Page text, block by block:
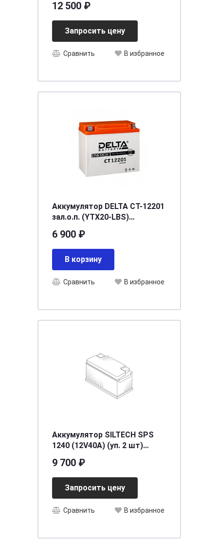
12 500 ₽
Запросить цену
Сравнить В избранное
Аккумулятор DELTA СТ-12201
зал.о.п. (YTX20-LBS)
6 900 ₽
В корзину
Сравнить В избранное
Аккумулятор SILTECH SPS
1240 (12V40A) (уп. 2 шт)
9 700 ₽
Запросить цену
Сравнить В избранное